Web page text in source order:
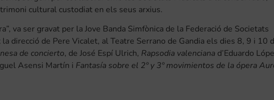
cultural custodiat en els seus arxius.
va ser gravat per la Jove Banda Simfònica de la Federació de Societats
direcció de Pere Vicalet, al Teatre Serrano de Gandia els dies 8, 9 i 10
de concierto, de José Espí Ulrich, Rapsodia valenciana d’Eduardo
Asensi Martín i Fantasía sobre el 2º y 3º movimientos de la ópera